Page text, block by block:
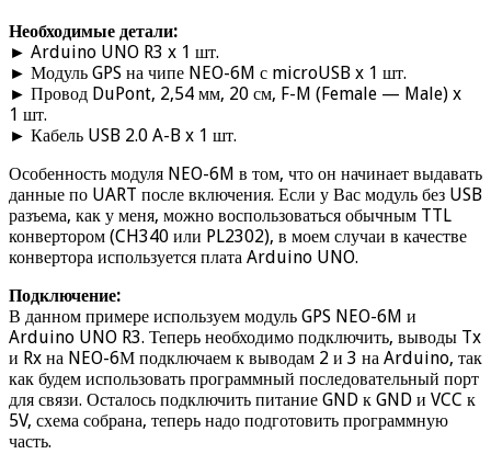
Необходимые детали:
► Arduino UNO R3 x 1 шт.
► Модуль GPS на чипе NEO-6M с microUSB x 1 шт.
► Провод DuPont, 2,54 мм, 20 см, F-M (Female — Male) x
1 шт.
► Кабель USB 2.0 A-B x 1 шт.
Особенность модуля NEO-6M в том, что он начинает выдавать
данные по UART после включения. Если у Вас модуль без USB
разъема, как у меня, можно воспользоваться обычным TTL
конвертором (CH340 или PL2302), в моем случаи в качестве
конвертора используется плата Arduino UNO.
Подключение:
В данном примере используем модуль GPS NEO-6M и
Arduino UNO R3. Теперь необходимо подключить, выводы Tx
и Rx на NEO-6М подключаем к выводам 2 и 3 на Arduino, так
как будем использовать программный последовательный порт
для связи. Осталось подключить питание GND к GND и VCC к
5V, схема собрана, теперь надо подготовить программную
часть.